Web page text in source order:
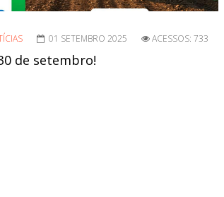
01 SETEMBRO 2025 ACESSOS: 733
de setembro!